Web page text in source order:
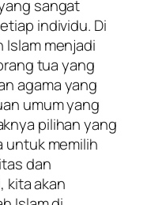
sangat
individu. Di
menjadi
tua yang
agama yang
umum yang
pilihan yang
untuk memilih
dan
kita akan